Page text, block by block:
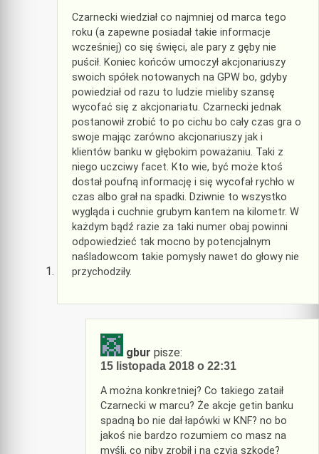
Czarnecki wiedział co najmniej od marca tego
roku (a zapewne posiadał takie informacje
wcześniej) co się święci, ale pary z gęby nie
puścił. Koniec końców umoczył akcjonariuszy
swoich spółek notowanych na GPW bo, gdyby
powiedział od razu to ludzie mieliby szansę
wycofać się z akcjonariatu. Czarnecki jednak
postanowił zrobić to po cichu bo cały czas gra o
swoje mając zarówno akcjonariuszy jak i
klientów banku w głębokim poważaniu. Taki z
niego uczciwy facet. Kto wie, być może ktoś
dostał poufną informację i się wycofał rychło w
czas albo grał na spadki. Dziwnie to wszystko
wygląda i cuchnie grubym kantem na kilometr. W
każdym bądź razie za taki numer obaj powinni
odpowiedzieć tak mocno by potencjalnym
naśladowcom takie pomysły nawet do głowy nie
przychodziły.
gbur pisze:
15 listopada 2018 o 22:31
A można konkretniej? Co takiego zataił
Czarnecki w marcu? Że akcje getin banku
spadną bo nie dał łapówki w KNF? no bo
jakoś nie bardzo rozumiem co masz na
myśli, co niby zrobił i na czyją szkodę?